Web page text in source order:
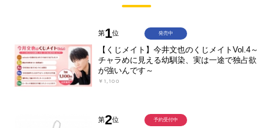
第1位
【くじメイト】今井文也のくじメイトVol.4～
チャラめに見える幼馴染、実は一途で独占欲
が強いんです～
￥1,100
発売中
第2位 予約受付中